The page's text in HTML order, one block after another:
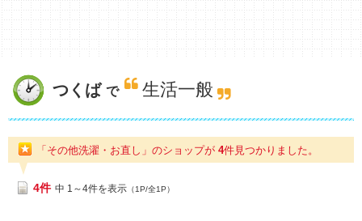
つくば で 生活一般
「その他洗濯・お直し」のショップが 4件見つかりました。
4件 中 1～4件を表示 （1P/全1P）